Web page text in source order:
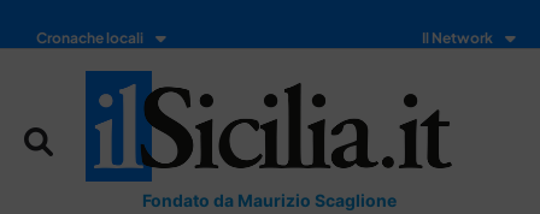
Cronache locali Il Network
Fondato da Maurizio Scaglione